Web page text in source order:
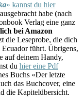
» kannst du hier
habe (nach
Verlag eine ganz
bei Amazon
die Leseprobe, die dich
führt. Übrigens,
auf deinem Handy,
du hier eine Pdf
Buchs «Der letzte
das Buchcover, eine
die Kapitelübersicht.